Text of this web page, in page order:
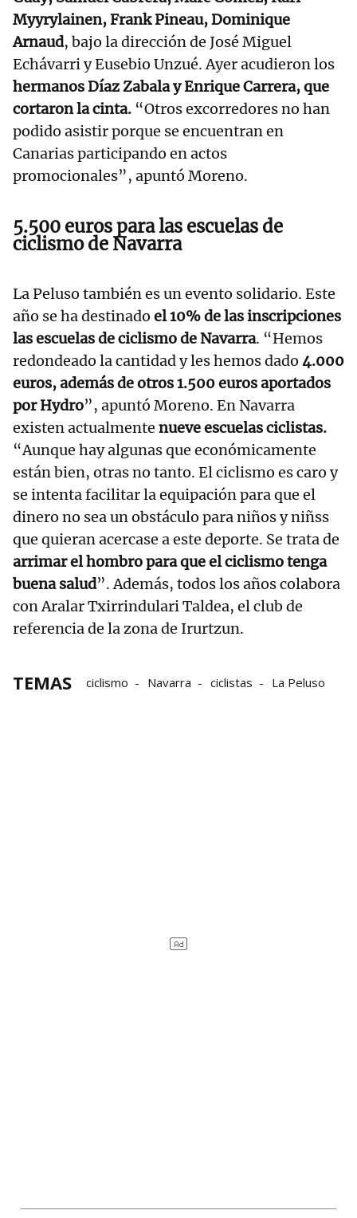
Myyrylainen, Frank Pineau, Dominique
Arnaud, bajo la dirección de José Miguel
Echávarri y Eusebio Unzué. Ayer acudieron los
hermanos Díaz Zabala y Enrique Carrera, que
cortaron la cinta. “Otros excorredores no han
podido asistir porque se encuentran en
Canarias participando en actos
promocionales”, apuntó Moreno.
5.500 euros para las escuelas de
ciclismo de Navarra
La Peluso también es un evento solidario. Este
año se ha destinado el 10% de las inscripciones
las escuelas de ciclismo de Navarra. “Hemos
redondeado la cantidad y les hemos dado 4.000
euros, además de otros 1.500 euros aportados
por Hydro”, apuntó Moreno. En Navarra
existen actualmente nueve escuelas ciclistas.
“Aunque hay algunas que económicamente
están bien, otras no tanto. El ciclismo es caro y
se intenta facilitar la equipación para que el
dinero no sea un obstáculo para niños y niñss
que quieran acercase a este deporte. Se trata de
arrimar el hombro para que el ciclismo tenga
buena salud”. Además, todos los años colabora
con Aralar Txirrindulari Taldea, el club de
referencia de la zona de Irurtzun.
TEMAS ciclismo Navarra ciclistas La Peluso